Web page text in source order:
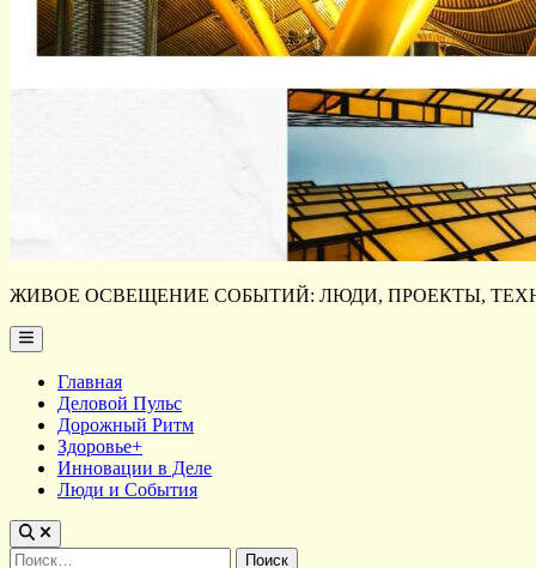
ЖИВОЕ ОСВЕЩЕНИЕ СОБЫТИЙ: ЛЮДИ, ПРОЕКТЫ,
Main
Menu
Главная
Деловой Пульс
Дорожный Ритм
Здоровье+
Инновации в Деле
Люди и События
Найти: